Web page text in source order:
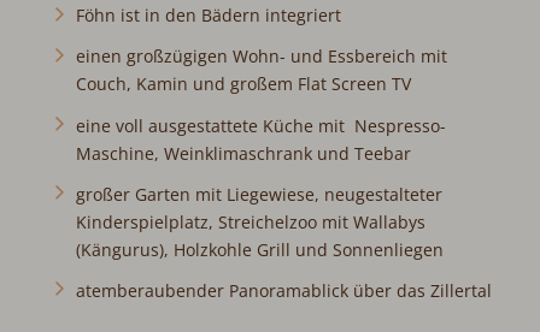
Föhn ist in den Bädern integriert
einen großzügigen Wohn- und Essbereich mit
Couch, Kamin und großem Flat Screen TV
eine voll ausgestattete Küche mit Nespresso-
Maschine, Weinklimaschrank und Teebar
großer Garten mit Liegewiese, neugestalteter
Kinderspielplatz, Streichelzoo mit Wallabys
(Kängurus), Holzkohle Grill und Sonnenliegen
atemberaubender Panoramablick über das Zillertal